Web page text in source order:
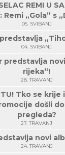
REMI U
Remi „Gola” s
05. SVIBANJ
04. SVIBANJ
predstavlja
rijeka“!
28. TRAVANJ
Tko se
došli
pregleda?
27. TRAVANJ
novi
24. TRAVANJ